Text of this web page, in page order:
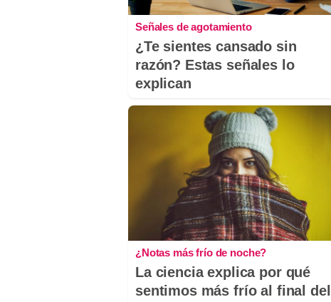
Señales de agotamiento
¿Te sientes cansado sin
razón? Estas señales lo
explican
¿Notas más frío de noche?
La ciencia explica por qué
sentimos más frío al final del